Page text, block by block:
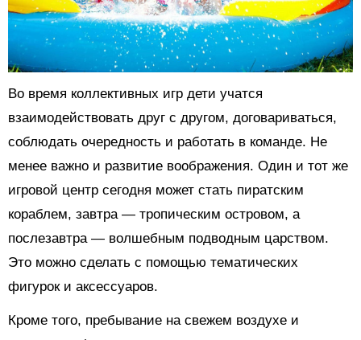
Во время коллективных игр дети учатся
взаимодействовать друг с другом, договариваться,
соблюдать очередность и работать в команде. Не
менее важно и развитие воображения. Один и тот же
игровой центр сегодня может стать пиратским
кораблем, завтра — тропическим островом, а
послезавтра — волшебным подводным царством.
Это можно сделать с помощью тематических
фигурок и аксессуаров.
Кроме того, пребывание на свежем воздухе и